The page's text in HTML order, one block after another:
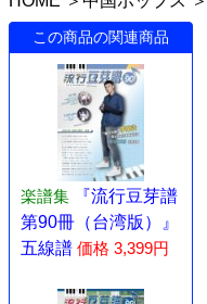
この商品の関連商品
楽譜集
『流行豆芽譜
第90冊（台湾版）』
五線譜 価格 3,399円